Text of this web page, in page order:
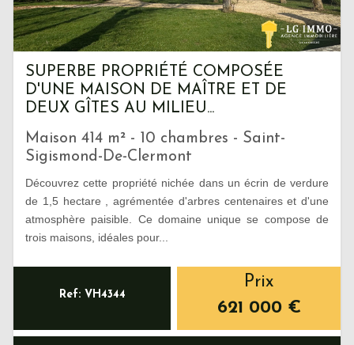
SUPERBE PROPRIÉTÉ COMPOSÉE
D'UNE MAISON DE MAÎTRE ET DE
DEUX GÎTES AU MILIEU...
Maison 414 m² - 10 chambres - Saint-
Sigismond-De-Clermont
Découvrez cette propriété nichée dans un écrin de verdure
de 1,5 hectare , agrémentée d'arbres centenaires et d'une
atmosphère paisible. Ce domaine unique se compose de
trois maisons, idéales pour...
Ref: VH4344
Prix
621 000 €